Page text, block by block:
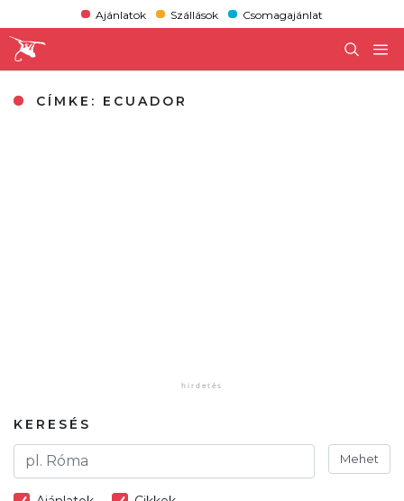
Ajánlatok Szállások Csomagajánlat
CÍMKE: ECUADOR
KERESÉS
Mehet